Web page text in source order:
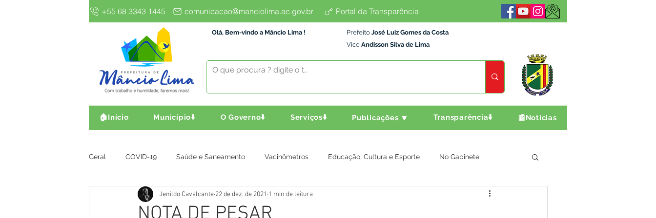
+55 68 3343 1445 comunicacao@manciolima.ac.gov.br Portal da Transparência
Olá, Bem-vindo a Mâncio Lima ! Prefeito José Luiz Gomes da Costa
Vice Andisson Silva de Lima
🏠Início Município⬇️ O Governo⬇️ Serviços⬇️ Publicações 🔽 Transparência⬇️ 📰Notícias
Geral COVID-19 Saúde e Saneamento Vacinômetros Educação, Cultura e Esporte No Gabinete
Gestão e Finanças Infra, Obra e Transporte Assistência Social Agricultura e Produção
Jenildo Cavalcante 22 de dez. de 2021 1 min de leitura